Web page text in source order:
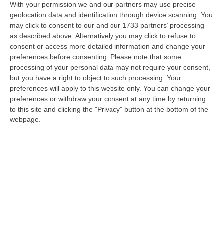
With your permission we and our partners may use precise
geolocation data and identification through device scanning. You
may click to consent to our and our 1733 partners’ processing
as described above. Alternatively you may click to refuse to
consent or access more detailed information and change your
preferences before consenting. Please note that some
processing of your personal data may not require your consent,
but you have a right to object to such processing. Your
preferences will apply to this website only. You can change your
preferences or withdraw your consent at any time by returning
to this site and clicking the "Privacy" button at the bottom of the
webpage.
Mediterraneo: sarà questo uno dei temi più
significativi che saranno al centro della
riunione dei ministri del Commercio del G7 in
programma a Villa San Giovanni e Reggio
Calabria il 16 e il 17 luglio, sotto la
presidenza del vicepremier e ministro degli
EsteriAntonio Tajani. E’ quanto emerge dalla
nota di presentazione del ministero degli
Esteri, che infatti specifica come il